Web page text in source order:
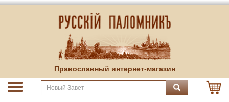
Православный интернет-магазин